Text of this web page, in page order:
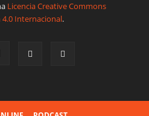
Licencia Creative Commons
Internacional.